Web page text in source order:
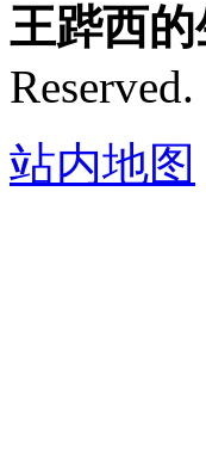
王跸西
Reserved.
站内地图